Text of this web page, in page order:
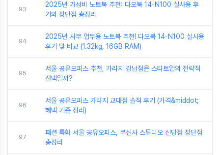
93
2025년 가성비 노트북 추천: 다오북 14-N100 실사용 후
기와 장단점 총정리
94
2025년 사무 업무용 노트북 추천! 다오북 14-N100 실사용
후기 및 비교 (1.32kg, 16GB RAM)
95
서울 공유오피스 추천, 가라지 강남점은 스타트업의 전략적
선택일까?
96
서울 공유오피스 가라지 교대점 솔직 후기 (가격&middot;
혜택 기준 정리)
97
패션 특화 서울 공유오피스, 무신사 스튜디오 신당점 장단점
총정리